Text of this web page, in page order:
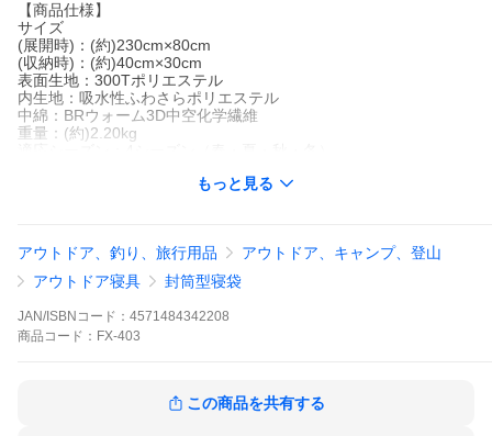
【商品仕様】
サイズ
(展開時)：(約)230cm×80cm
(収納時)：(約)40cm×30cm
表面生地：300Tポリエステル
内生地：吸水性ふわさらポリエステル
中綿：BRウォーム3D中空化学繊維
重量：(約)2.20kg
(快適睡眠温度域：28℃〜0℃ 使用可能温度域：0℃〜-15℃)
※使用可能温度域：ダウンジャケットなど厚手の服を着込んで使
用することはできますが、長時間の睡眠には適応しない温度域で
す。
型番：FX-403
布団のようなボリューム感が嬉しくなる寝袋です。
軽くてふんわり、中に入ってすぐ温かいなど、レビューにもたく
もっと見る
アウトドア、釣り、旅行用品
アウトドア、キャンプ、登山
アウトドア寝具
封筒型寝袋
JAN/ISBNコード： 4571484342208
商品 コード： FX-403
この商品を共有する